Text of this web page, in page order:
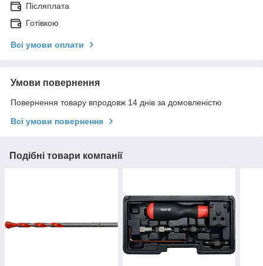
Післяплата
Готівкою
Всі умови оплати
Умови повернення
Повернення товару впродовж 14 днів за домовленістю
Всі умови повернення
Подібні товари компанії